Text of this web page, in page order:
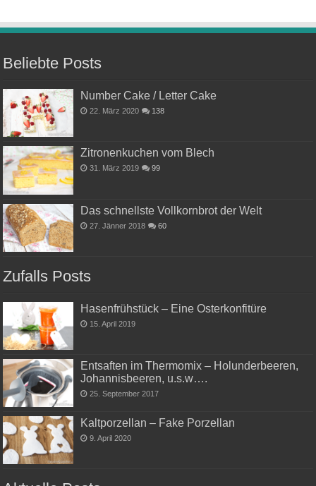
Beliebte Posts
Number Cake / Letter Cake
22. März 2020 138
Zitronenkuchen vom Blech
31. März 2019 99
Das schnellste Vollkornbrot der Welt
27. Jänner 2018 60
Zufalls Posts
Hasenfrühstück – Eine Osterkonfitüre
15. April 2019
Entsaften im Thermomix – Holunderbeeren,
Johannisbeeren, u.s.w….
25. September 2017
Kaltporzellan – Fake Porzellan
9. April 2020